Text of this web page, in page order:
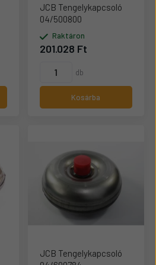
JCB Tengelykapcsoló
04/500800
Raktáron
201.028 Ft
db
Kosárba
JCB Tengelykapcsoló